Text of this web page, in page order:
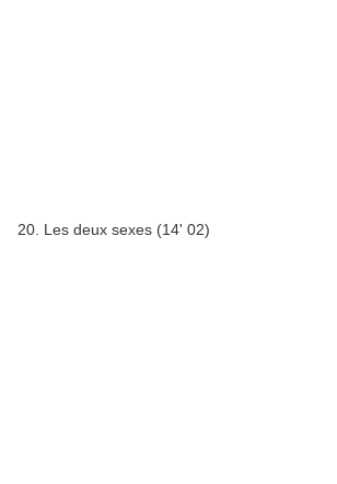
20. Les deux sexes (14' 02)